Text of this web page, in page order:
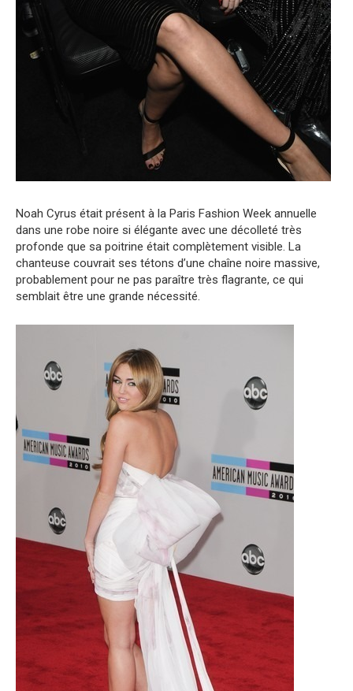
Noah Cyrus était présent à la Paris Fashion Week annuelle
dans une robe noire si élégante avec une décolleté très
profonde que sa poitrine était complètement visible. La
chanteuse couvrait ses tétons d’une chaîne noire massive,
probablement pour ne pas paraître très flagrante, ce qui
semblait être une grande nécessité.